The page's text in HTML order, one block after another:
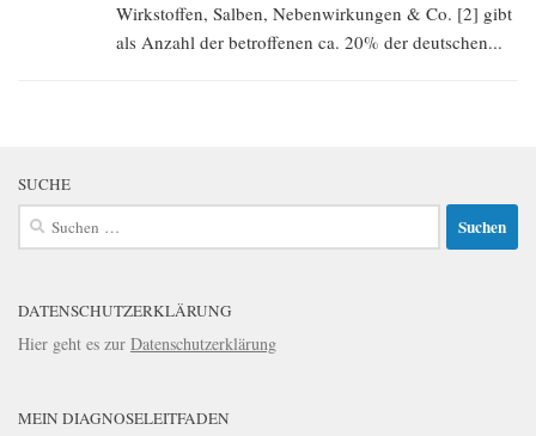
Wirkstoffen, Salben, Nebenwirkungen & Co. [2] gibt
als Anzahl der betroffenen ca. 20% der deutschen...
SUCHE
Suchen
nach:
DATENSCHUTZERKLÄRUNG
Hier geht es zur Datenschutzerklärung
MEIN DIAGNOSELEITFADEN